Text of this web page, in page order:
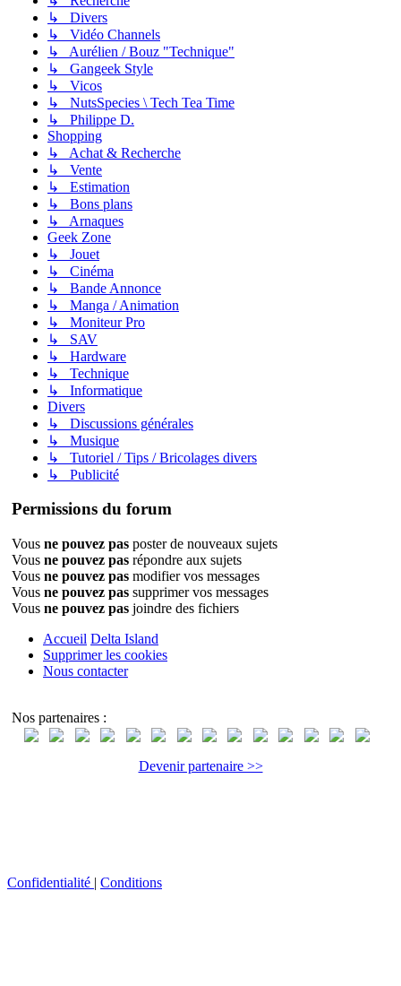
↳ Divers
↳ Vidéo Channels
↳ Aurélien / Bouz "Technique"
↳ Gangeek Style
↳ Vicos
↳ NutsSpecies \ Tech Tea Time
↳ Philippe D.
Shopping
↳ Achat & Recherche
↳ Vente
↳ Estimation
↳ Bons plans
↳ Arnaques
Geek Zone
↳ Jouet
↳ Cinéma
↳ Bande Annonce
↳ Manga / Animation
↳ Moniteur Pro
↳ SAV
↳ Hardware
↳ Technique
↳ Informatique
Divers
↳ Discussions générales
↳ Musique
↳ Tutoriel / Tips / Bricolages divers
↳ Publicité
Permissions du forum
Vous ne pouvez pas poster de nouveaux sujets
Vous ne pouvez pas répondre aux sujets
Vous ne pouvez pas modifier vos messages
Vous ne pouvez pas supprimer vos messages
Vous ne pouvez pas joindre des fichiers
Accueil Delta Island
Supprimer les cookies
Nous contacter
Nos partenaires :
Devenir partenaire >>
Confidentialité | Conditions